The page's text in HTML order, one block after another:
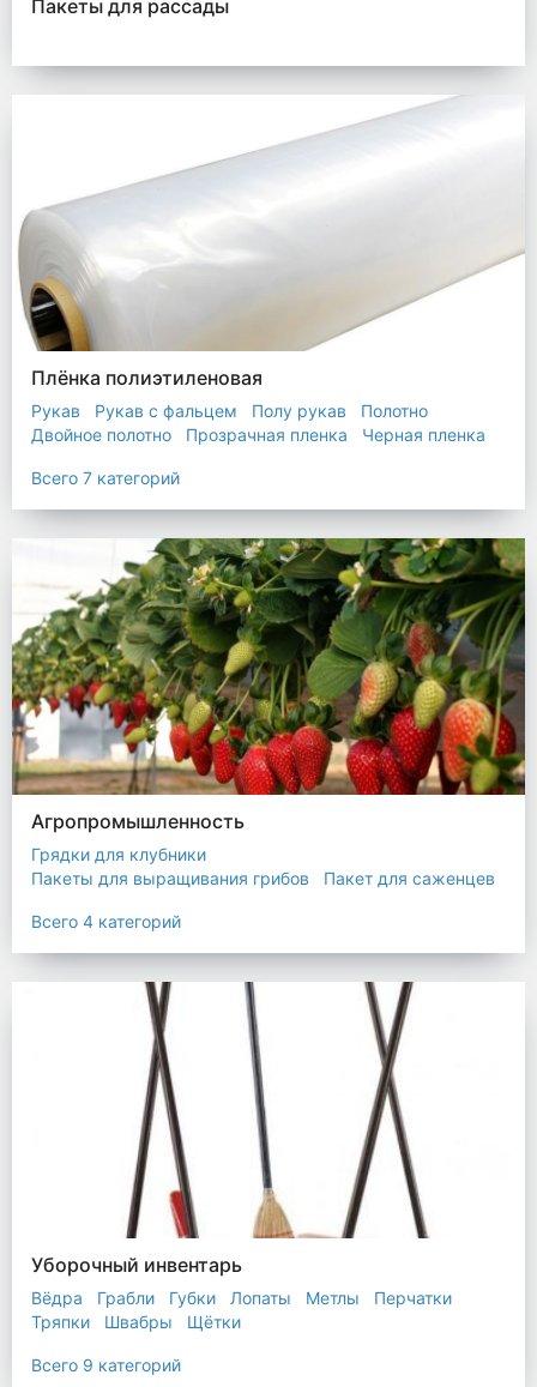
Пакеты для рассады
Плёнка полиэтиленовая
Рукав Рукав с фальцем Полу рукав
Полотно
Двойное полотно
Прозрачная пленка Черная пленка
Всего 7 категорий
Агропромышленность
Грядки для клубники
Пакеты для выращивания грибов
Пакет для саженцев
Всего 4 категорий
Уборочный инвентарь
Вёдра Грабли Губки Лопаты Метлы
Перчатки
Тряпки
Швабры Щётки
Всего 9 категорий